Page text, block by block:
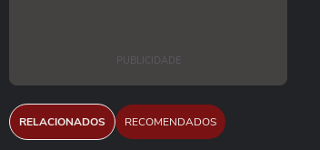
PUBLICIDADE
RELACIONADOS RECOMENDADOS